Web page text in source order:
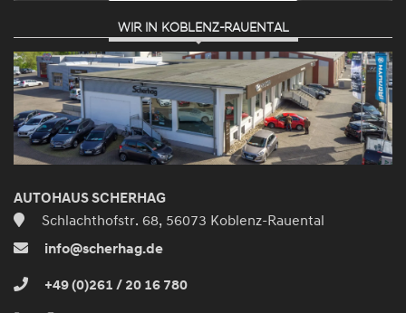
Zustimmen
und
aktivieren
WIR IN KOBLENZ-RAUENTAL
AUTOHAUS SCHERHAG
Schlachthofstr. 68, 56073 Koblenz-Rauental
info@scherhag.de
+49 (0)261 / 20 16 780